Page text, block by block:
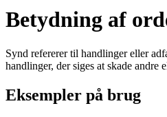
Betydning af
Synd refererer til handlinger eller
handlinger, der siges at skade andre
Eksempler på brug